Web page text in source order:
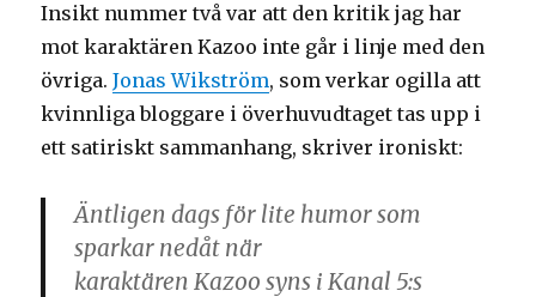
Insikt nummer två var att den kritik jag har
mot karaktären Kazoo inte går i linje med den
övriga.Jonas Wikström, som verkar ogilla att
kvinnliga bloggare i överhuvudtaget tas upp i
ett satiriskt sammanhang, skriver ironiskt:
Äntligen dags för lite humor som
sparkar nedåt när
karaktärenKazoo syns i Kanal 5:s